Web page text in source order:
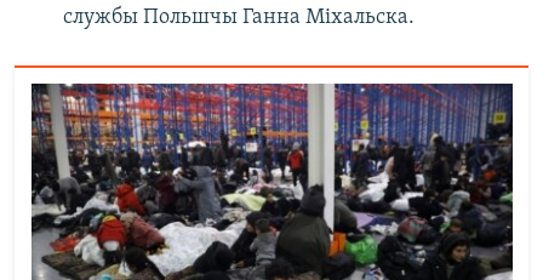
службы Польшчы Ганна Міхальска.